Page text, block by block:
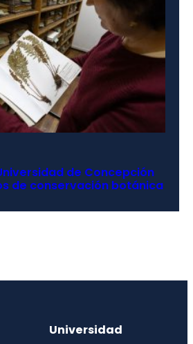
de Concepción
de conservación botánica
Universidad